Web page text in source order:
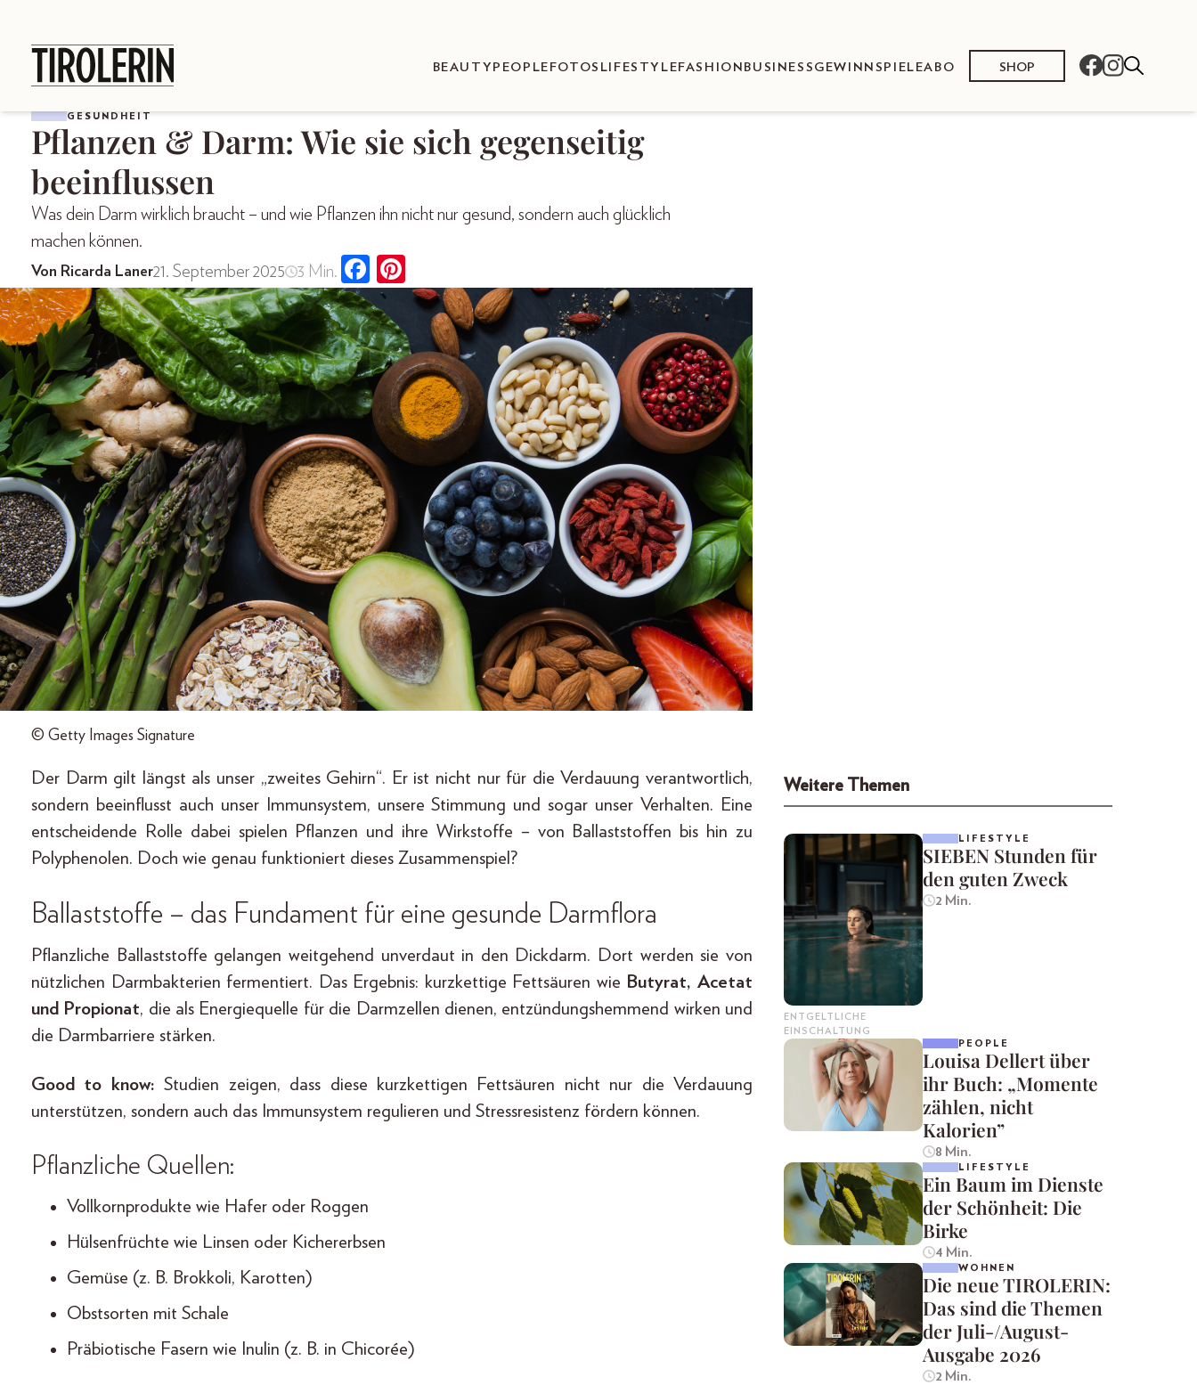
BEAUTY PEOPLE FOTOS LIFESTYLE FASHION BUSINESS GEWINNSPIELEABO SHOP
GESUNDHEIT
Pflanzen & Darm: Wie sie sich gegenseitig
beeinflussen
Was dein Darm wirklich braucht – und wie Pflanzen ihn nicht nur gesund, sondern auch glücklich
machen können.
Von Ricarda Laner21. September 2025 3 Min.
© Getty Images Signature
Der Darm gilt längst als unser „zweites Gehirn“. Er ist nicht nur für die Verdauung verantwortlich,
sondern beeinflusst auch unser Immunsystem, unsere Stimmung und sogar unser Verhalten. Eine
entscheidende Rolle dabei spielen Pflanzen und ihre Wirkstoffe – von Ballaststoffen bis hin zu
Polyphenolen. Doch wie genau funktioniert dieses Zusammenspiel?
Ballaststoffe – das Fundament für eine gesunde Darmflora
Pflanzliche Ballaststoffe gelangen weitgehend unverdaut in den Dickdarm. Dort werden sie von
nützlichen Darmbakterien fermentiert. Das Ergebnis: kurzkettige Fettsäuren wie Butyrat, Acetat
und Propionat, die als Energiequelle für die Darmzellen dienen, entzündungshemmend wirken und
die Darmbarriere stärken.
Good to know: Studien zeigen, dass diese kurzkettigen Fettsäuren nicht nur die Verdauung
unterstützen, sondern auch das Immunsystem regulieren und Stressresistenz fördern können.
Pflanzliche Quellen:
Vollkornprodukte wie Hafer oder Roggen
Hülsenfrüchte wie Linsen oder Kichererbsen
Gemüse (z. B. Brokkoli, Karotten)
Obstsorten mit Schale
Präbiotische Fasern wie Inulin (z. B. in Chicorée)
Weitere Themen
ENTGELTLICHE
EINSCHALTUNG
LIFESTYLE
SIEBEN Stunden für
den guten Zweck
2 Min.
PEOPLE
Louisa Dellert über
ihr Buch: „Momente
zählen, nicht
Kalorien”
8 Min.
LIFESTYLE
Ein Baum im Dienste
der Schönheit: Die
Birke
4 Min.
WOHNEN
Die neue TIROLERIN:
Das sind die Themen
der Juli-/August-
Ausgabe 2026
2 Min.